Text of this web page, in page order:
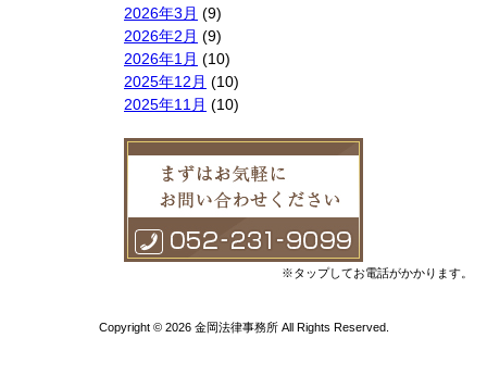
2026年3月 (9)
2026年2月 (9)
2026年1月 (10)
2025年12月 (10)
2025年11月 (10)
2025年8月(9)
2025年7月(10)
2025年6月(10)
2025年5月(10)
2025年4月(10)
2025年1月(8)
※タップしてお電話がかかります。
Copyright © 2026 金岡法律事務所 All Rights Reserved.